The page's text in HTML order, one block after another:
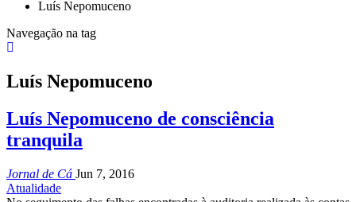
Luís Nepomuceno
Navegação na tag
Luís Nepomuceno
Luís Nepomuceno de consciência
tranquila
Jornal de Cá Jun 7, 2016
Atualidade